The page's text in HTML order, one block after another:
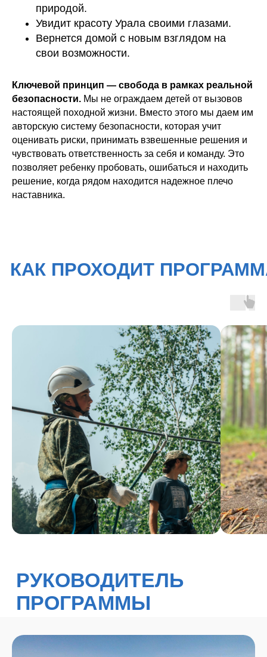
природой.
Увидит красоту Урала своими глазами.
Вернется домой с новым взглядом на
свои возможности.
Ключевой принцип — свобода в рамках реальной
безопасности. Мы не ограждаем детей от вызовов
настоящей походной жизни. Вместо этого мы даем им
авторскую систему безопасности, которая учит
оценивать риски, принимать взвешенные решения и
чувствовать ответственность за себя и команду. Это
позволяет ребенку пробовать, ошибаться и находить
решение, когда рядом находится надежное плечо
наставника.